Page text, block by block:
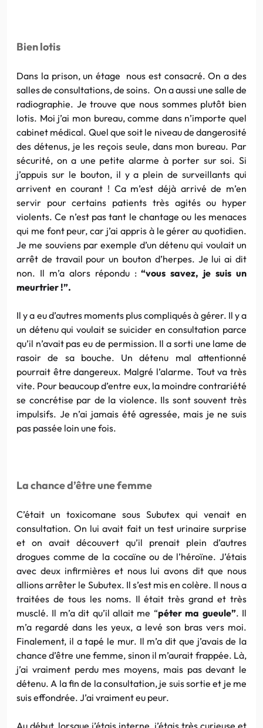
Bien lotis
Dans la prison, un étage nous est consacré. On a des
salles de consultations, de soins. On a aussi une salle de
radiographie. Je trouve que nous sommes plutôt bien
lotis. Moi j’ai mon bureau, comme dans n’importe quel
cabinet médical. Quel que soit le niveau de dangerosité
des détenus, je les reçois seule, dans mon bureau. Par
sécurité, on a une petite alarme à porter sur soi. Si
j’appuis sur le bouton, il y a plein de surveillants qui
arrivent en courant ! Ca m’est déjà arrivé de m’en
servir pour certains patients très agités ou hyper
violents. Ce n’est pas tant le chantage ou les menaces
qui me font peur, car j’ai appris à le gérer au quotidien.
Je me souviens par exemple d’un détenu qui voulait un
arrêt de travail pour un bouton d’herpes. Je lui ai dit
non. Il m’a alors répondu :“vous savez, je suis un
meurtrier !”.
Il y a eu d’autres moments plus compliqués à gérer. Il y a
un détenu qui voulait se suicider en consultation parce
qu’il n’avait pas eu de permission. Il a sorti une lame de
rasoir de sa bouche. Un détenu mal attentionné
pourrait être dangereux. Malgré l’alarme. Tout va très
vite. Pour beaucoup d’entre eux, la moindre contrariété
se concrétise par de la violence. Ils sont souvent très
impulsifs. Je n’ai jamais été agressée, mais je ne suis
pas passée loin une fois.
La chance d’être une femme
C’était un toxicomane sous Subutex qui venait en
consultation. On lui avait fait un test urinaire surprise
et on avait découvert qu’il prenait plein d’autres
drogues comme de la cocaïne ou de l’héroïne. J’étais
avec deux infirmières et nous lui avons dit que nous
allions arrêter le Subutex. Il s’est mis en colère. Il nous a
traitées de tous les noms. Il était très grand et très
musclé. Il m’a dit qu’il allait me “péter ma gueule”. Il
m’a regardé dans les yeux, a levé son bras vers moi.
Finalement, il a tapé le mur. Il m’a dit que j’avais de la
chance d’être une femme, sinon il m’aurait frappée. Là,
j’ai vraiment perdu mes moyens, mais pas devant le
détenu. A la fin de la consultation, je suis sortie et je me
suis effondrée. J’ai vraiment eu peur.
Au début, lorsque j’étais interne, j’étais très curieuse et